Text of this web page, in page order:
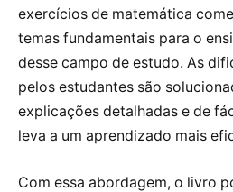
exercícios de matemática
temas fundamentais para o
desse campo de estudo. As
pelos estudantes são
explicações detalhadas e de
leva a um aprendizado mais
Com essa abordagem, o livro